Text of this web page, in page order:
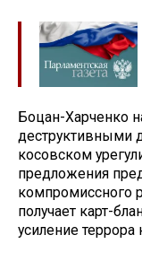
Боцан-Харченко
деструктивными
косовском
предложения
компромиссного
получает карт-
усиление